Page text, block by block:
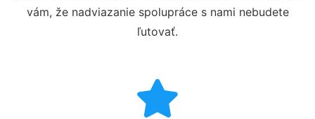
vám, že nadviazanie spolupráce s nami nebudete
ľutovať.